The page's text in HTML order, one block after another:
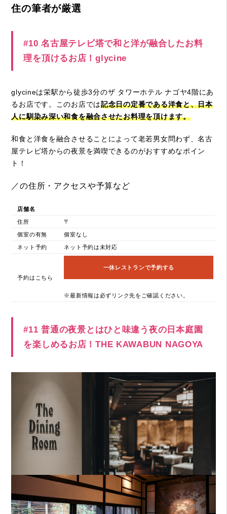
住の筆者が厳選
#10 名古屋テレビ塔で和と洋が融合したお料
理を頂けるお店！glycine
glycineは栄駅から徒歩3分のザ タワーホテル ナゴヤ4階にあ
るお店です。このお店では記念日の定番である洋食と、日本
人に馴染み深い和食を融合させたお料理を頂けます。
和食と洋食を融合させることによって老若男女問わず、名古
屋テレビ塔からの夜景を満喫できるのがおすすめなポイン
ト！
／の住所・アクセスや予算など
店舗名
住所 〒
個室の有無 個室なし
ネット予約 ネット予約は未対応
予約はこちら
一休レストランで予約する
※最新情報は必ずリンク先をご確認ください。
#11 普通の夜景とはひと味違う夜の日本庭園
を楽しめるお店！THE KAWABUN NAGOYA